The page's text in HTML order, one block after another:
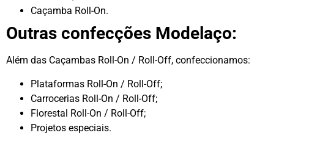
Caçamba Roll-On.
Outras confecções Modelaço:
Além das Caçambas Roll-On / Roll-Off, confeccionamos:
Plataformas Roll-On / Roll-Off;
Carrocerias Roll-On / Roll-Off;
Florestal Roll-On / Roll-Off;
Projetos especiais.